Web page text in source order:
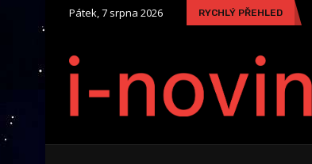
Pátek, 7 srpna 2026 RYCHLÝ PŘEHLED
Geopolitika vzácných kovů: Skutečná cena za zelenou a...